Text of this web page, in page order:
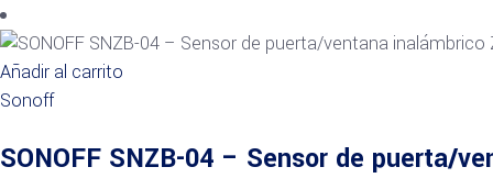
Añadir al carrito
Sonoff
SONOFF SNZB-04 – Sensor de puerta/